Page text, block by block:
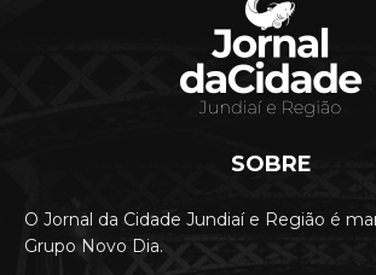
SOBRE
O Jornal da Cidade Jundiaí e Região é
Grupo Novo Dia.